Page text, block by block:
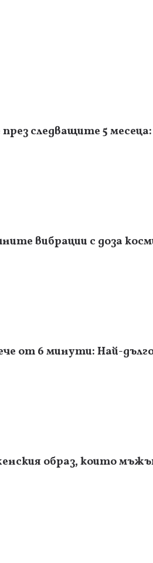
следващите 5
вибрации с доза
от 6 минути: Най-
образ, които